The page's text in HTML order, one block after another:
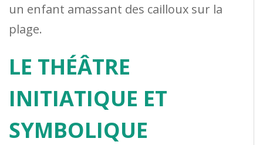
un enfant amassant des cailloux sur la
plage.
LE THÉÂTRE
INITIATIQUE ET
SYMBOLIQUE